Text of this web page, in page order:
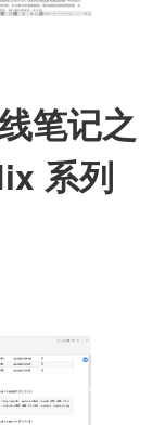
笔记之
系列